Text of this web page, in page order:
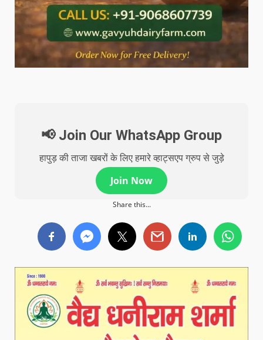
📢 Join Our WhatsApp Group
हापुड़ की ताजा खबरों के लिए हमारे व्हाट्सएप ग्रुप से जुड़े
Join Now
Share this...